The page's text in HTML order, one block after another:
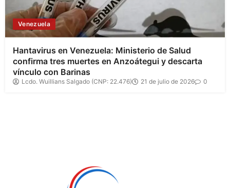
Venezuela
Hantavirus en Venezuela: Ministerio de Salud
confirma tres muertes en Anzoátegui y descarta
vínculo con Barinas
Lcdo. Wuillians Salgado (CNP: 22.476) 21 de julio de 2026 0